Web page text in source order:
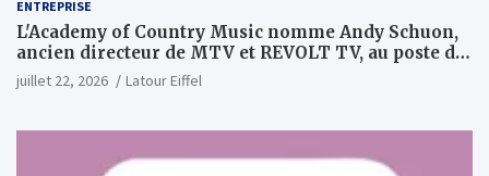
ENTREPRISE
L'Academy of Country Music nomme Andy Schuon,
ancien directeur de MTV et REVOLT TV, au poste de
PDG
juillet 22, 2026 Latour Eiffel